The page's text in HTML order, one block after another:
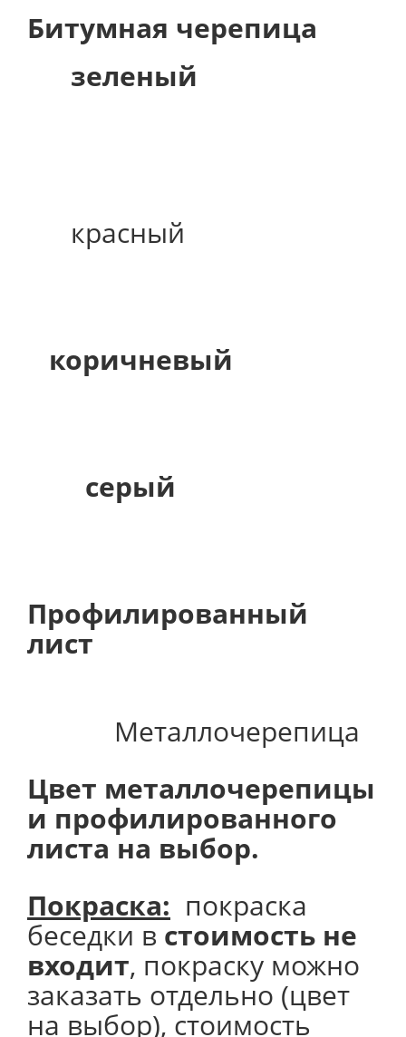
Битумная черепица
зеленый
красный
коричневый
серый
Профилированный
лист
Металлочерепица
Цвет металлочерепицы
и профилированного
листа на выбор.
Покраска: покраска
беседки в стоимость не
входит, покраску можно
заказать отдельно (цвет
на выбор), стоимость